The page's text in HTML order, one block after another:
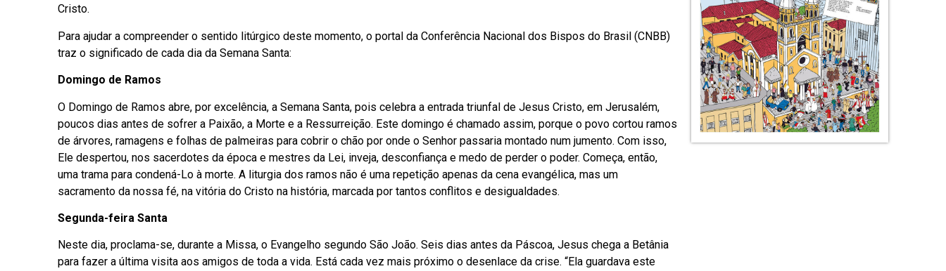
Cristo.
Para ajudar a compreender o sentido litúrgico deste momento, o portal da Conferência Nacional dos Bispos do Brasil (CNBB)
traz o significado de cada dia da Semana Santa:
Domingo de Ramos
O Domingo de Ramos abre, por excelência, a Semana Santa, pois celebra a entrada triunfal de Jesus Cristo, em Jerusalém,
poucos dias antes de sofrer a Paixão, a Morte e a Ressurreição. Este domingo é chamado assim, porque o povo cortou ramos
de árvores, ramagens e folhas de palmeiras para cobrir o chão por onde o Senhor passaria montado num jumento. Com isso,
Ele despertou, nos sacerdotes da época e mestres da Lei, inveja, desconfiança e medo de perder o poder. Começa, então,
uma trama para condená-Lo à morte. A liturgia dos ramos não é uma repetição apenas da cena evangélica, mas um
sacramento da nossa fé, na vitória do Cristo na história, marcada por tantos conflitos e desigualdades.
Segunda-feira Santa
Neste dia, proclama-se, durante a Missa, o Evangelho segundo São João. Seis dias antes da Páscoa, Jesus chega a Betânia
para fazer a última visita aos amigos de toda a vida. Está cada vez mais próximo o desenlace da crise. “Ela guardava este